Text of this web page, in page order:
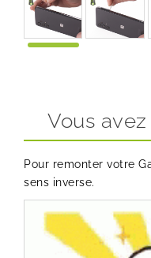
Vous
Pour remonter votre
sens inverse.